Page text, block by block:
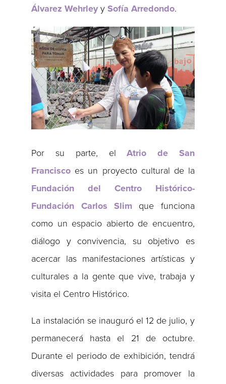
Álvarez WehrleyySofía Arredondo.
Por su parte, elAtrio de San
Francisco es un proyecto cultural de la
Fundación del Centro Histórico-
Fundación Carlos Slim que funciona
como un espacio abierto de encuentro,
diálogo y convivencia, su objetivo es
acercar las manifestaciones artísticas y
culturales a la gente que vive, trabaja y
visita el Centro Histórico.
La instalación se inauguró el 12 de julio, y
permanecerá hasta el 21 de octubre.
Durante el periodo de exhibición, tendrá
diversas actividades para promover la